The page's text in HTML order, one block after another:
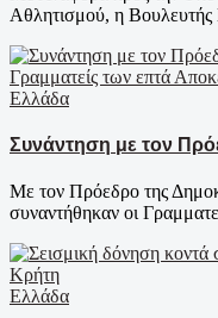
Αθλητισμού, η Βουλευτής
Ελλάδα
Συνάντηση με τον
Με τον Πρόεδρο της
συναντήθηκαν οι
Ελλάδα